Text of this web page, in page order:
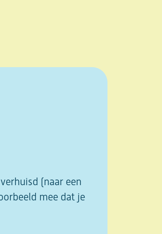
(naar een
mee dat je